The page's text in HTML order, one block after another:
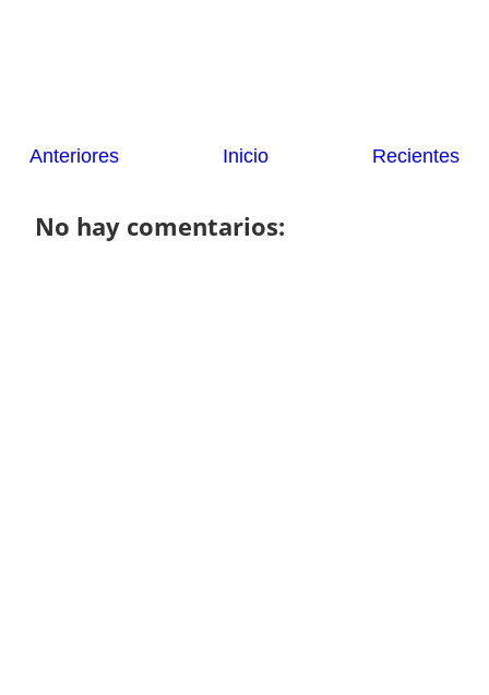
Recientes
Anteriores Inicio
No hay comentarios: